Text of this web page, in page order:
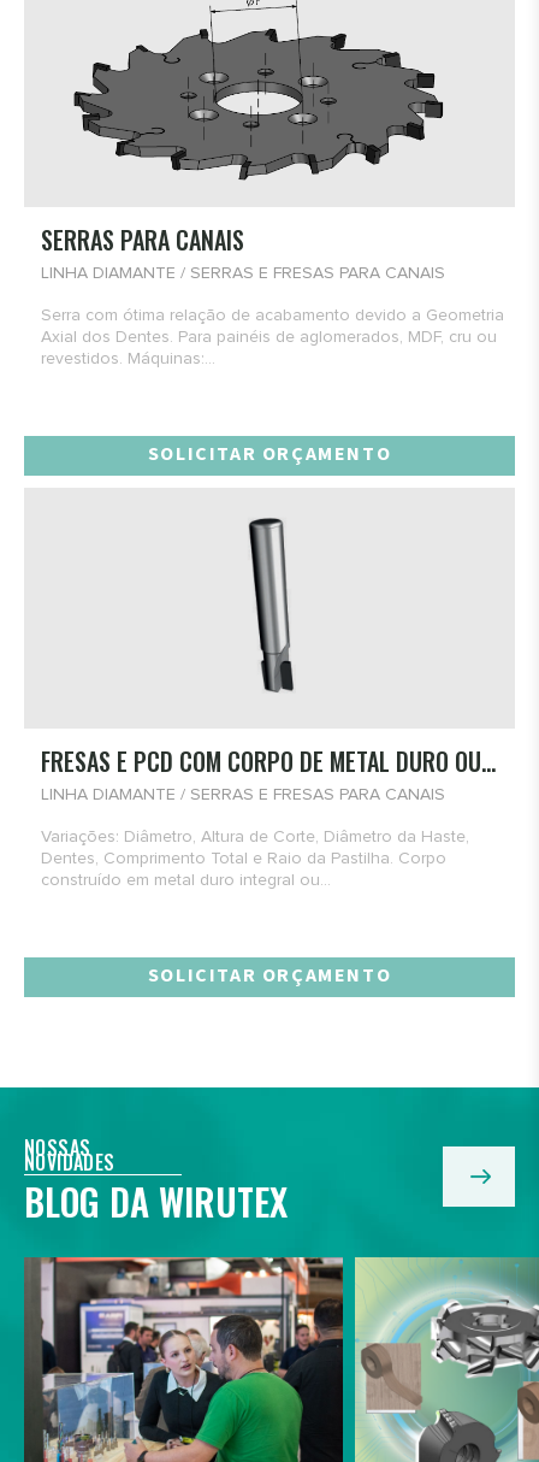
SERRAS PARA CANAIS
LINHA DIAMANTE / SERRAS E FRESAS PARA CANAIS
Serra com ótima relação de acabamento devido a Geometria
Axial dos Dentes. Para painéis de aglomerados, MDF, cru ou
revestidos. Máquinas:...
SOLICITAR ORÇAMENTO
FRESAS E PCD COM CORPO DE METAL DURO OU...
LINHA DIAMANTE / SERRAS E FRESAS PARA CANAIS
Variações: Diâmetro, Altura de Corte, Diâmetro da Haste,
Dentes, Comprimento Total e Raio da Pastilha. Corpo
construído em metal duro integral ou...
SOLICITAR ORÇAMENTO
NOSSAS
NOVIDADES
BLOG DA WIRUTEX